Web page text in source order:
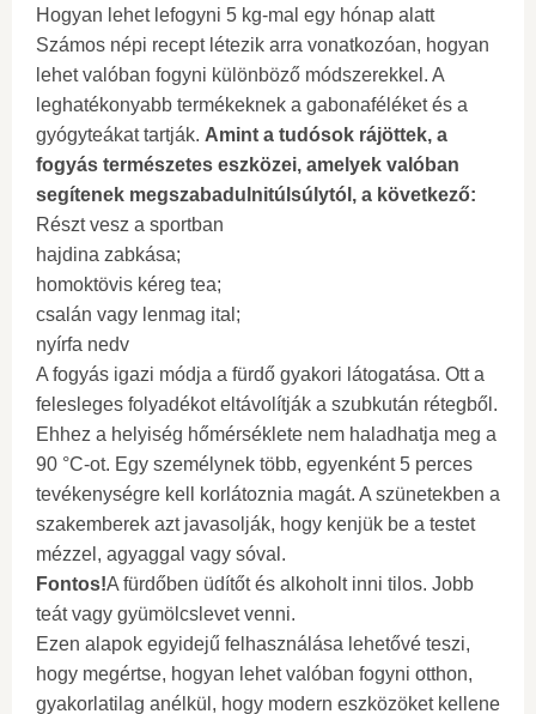
Hogyan lehet lefogyni 5 kg-mal egy hónap alatt
Számos népi recept létezik arra vonatkozóan, hogyan
lehet valóban fogyni különböző módszerekkel. A
leghatékonyabb termékeknek a gabonaféléket és a
gyógyteákat tartják. Amint a tudósok rájöttek, a
fogyás természetes eszközei, amelyek valóban
segítenek megszabadulnitúlsúlytól, a következő:
Részt vesz a sportban
hajdina zabkása;
homoktövis kéreg tea;
csalán vagy lenmag ital;
nyírfa nedv
A fogyás igazi módja a fürdő gyakori látogatása. Ott a
felesleges folyadékot eltávolítják a szubkután rétegből.
Ehhez a helyiség hőmérséklete nem haladhatja meg a
90 °C-ot. Egy személynek több, egyenként 5 perces
tevékenységre kell korlátoznia magát. A szünetekben a
szakemberek azt javasolják, hogy kenjük be a testet
mézzel, agyaggal vagy sóval.
Fontos!A fürdőben üdítőt és alkoholt inni tilos. Jobb
teát vagy gyümölcslevet venni.
Ezen alapok egyidejű felhasználása lehetővé teszi,
hogy megértse, hogyan lehet valóban fogyni otthon,
gyakorlatilag anélkül, hogy modern eszközöket kellene